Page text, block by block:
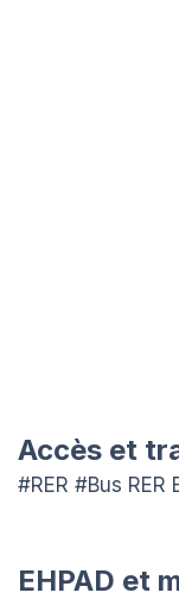
Accès et
#RER #Bus RER
EHPAD et